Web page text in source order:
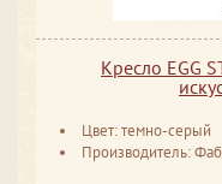
Кресло EGG
Цвет: темно-серый
Производитель: